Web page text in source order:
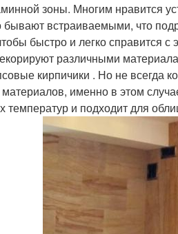
зоны. Многим нравится
бывают встраиваемыми, что
быстро и легко справится с
различными
кирпичики . Но не всегда
именно в этом
температур и подходит для